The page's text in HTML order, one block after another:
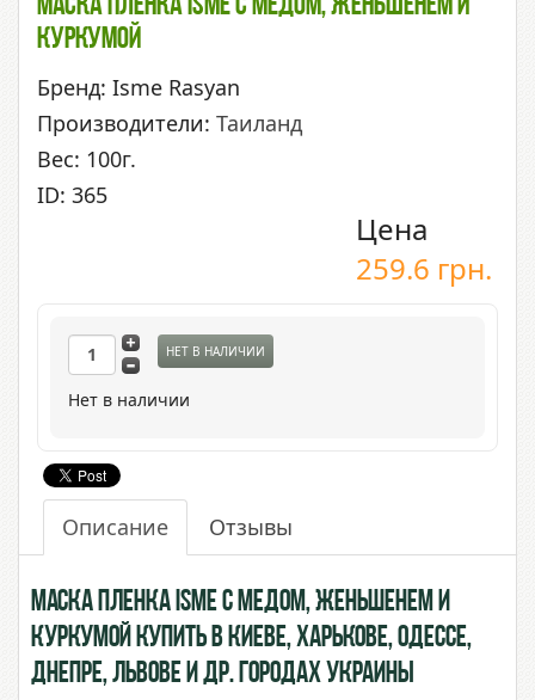
Куркумой
Бренд: Isme Rasyan
Производители: Таиланд
Вес: 100г.
ID: 365
Цена
259.6 грн.
НЕТ В НАЛИЧИИ
Нет в наличии
Описание Отзывы
Маска пленка ISME с Медом, Женьшенем и
Куркумой купить в Киеве, Харькове, Одессе,
Днепре, Львове и др. городах Украины